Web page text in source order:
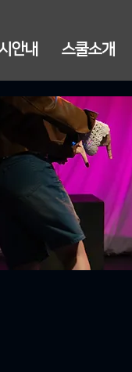
안내 스쿨소개